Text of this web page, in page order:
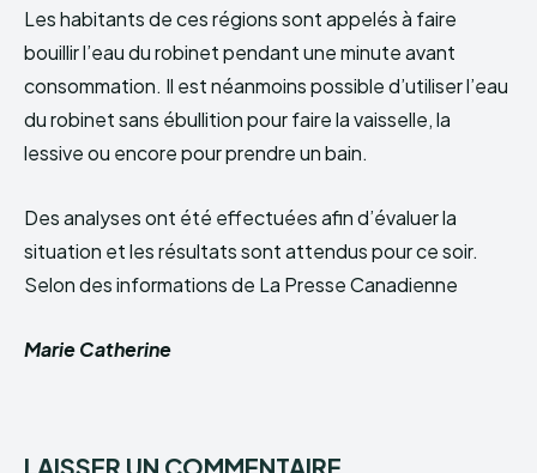
Les habitants de ces régions sont appelés à faire
bouillir l’eau du robinet pendant une minute avant
consommation. Il est néanmoins possible d’utiliser l’eau
du robinet sans ébullition pour faire la vaisselle, la
lessive ou encore pour prendre un bain.
Des analyses ont été effectuées afin d’évaluer la
situation et les résultats sont attendus pour ce soir.
Selon des informations de La Presse Canadienne
Marie Catherine
LAISSER UN COMMENTAIRE